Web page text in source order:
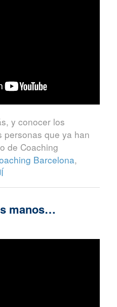
y conocer los
personas que ya han
de Coaching
Barcelona,
manos…